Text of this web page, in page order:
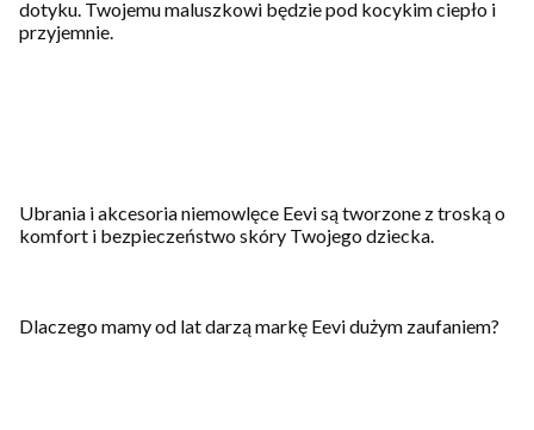
dotyku. Twojemu maluszkowi będzie pod kocykim ciepło i
przyjemnie.
Ubrania i akcesoria niemowlęce Eevi są tworzone z troską o
komfort i bezpieczeństwo skóry Twojego dziecka.
Dlaczego mamy od lat darzą markę Eevi dużym zaufaniem?